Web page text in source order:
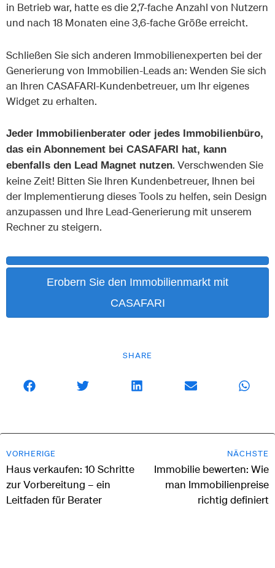
SHARE
in Betrieb war, hatte es die 2,7-fache Anzahl von Nutzern
und nach 18 Monaten eine 3,6-fache Größe erreicht.
Schließen Sie sich anderen Immobilienexperten bei der
Generierung von Immobilien-Leads an: Wenden Sie sich
an Ihren CASAFARI-Kundenbetreuer, um Ihr eigenes
Widget zu erhalten.
Jeder Immobilienberater oder jedes Immobilienbüro,
das ein Abonnement bei CASAFARI hat, kann
ebenfalls den Lead Magnet nutzen. Verschwenden Sie
keine Zeit! Bitten Sie Ihren Kundenbetreuer, Ihnen bei
der Implementierung dieses Tools zu helfen, sein Design
anzupassen und Ihre Lead-Generierung mit unserem
Rechner zu steigern.
Erobern Sie den Immobilienmarkt mit
CASAFARI
VORHERIGE
Haus verkaufen: 10 Schritte
zur Vorbereitung – ein
Leitfaden für Berater
NÄCHSTE
Immobilie bewerten: Wie
man Immobilienpreise
richtig definiert